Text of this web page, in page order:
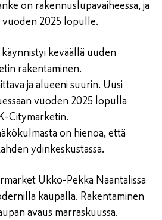
on rakennuslupavaiheessa, ja
vuoden 2025 lopulle.
keväällä uuden
rakentaminen.
ja alueeni suurin. Uusi
vuoden 2025 lopulla
Citymarketin.
on hienoa, että
ydinkeskustassa.
Ukko-Pekka Naantalissa
kaupalla. Rakentaminen
avaus marraskuussa.